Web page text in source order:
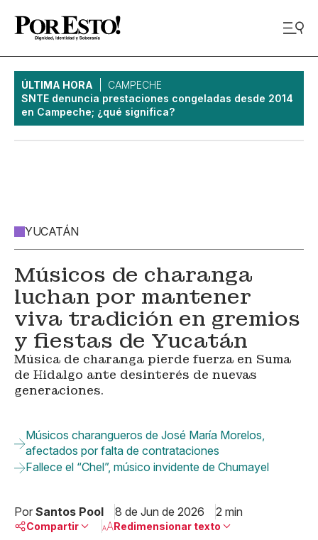
ÚLTIMA HORA
CAMPECHE
SNTE denuncia prestaciones congeladas desde 2014
en Campeche; ¿qué significa?
YUCATÁN
Músicos de charanga
luchan por mantener
viva tradición en gremios
y fiestas de Yucatán
Música de charanga pierde fuerza en Suma
de Hidalgo ante desinterés de nuevas
generaciones.
Músicos charangueros de José María Morelos,
afectados por falta de contrataciones
Fallece el “Chel”, músico invidente de Chumayel
Por Santos Pool 8 de Jun de 2026 2 min
Compartir Redimensionar texto